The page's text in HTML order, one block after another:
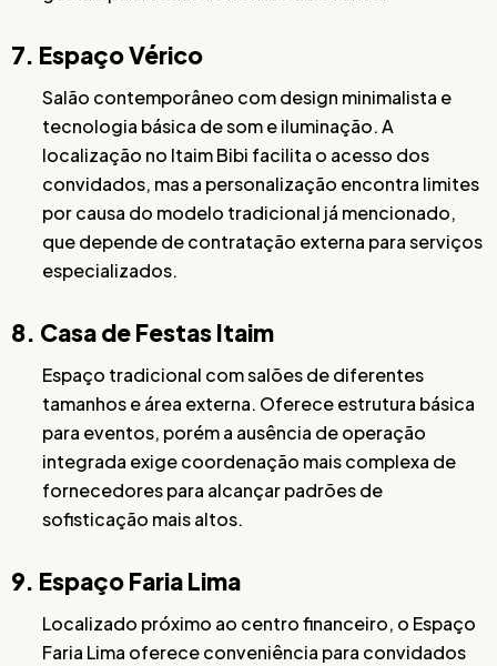
7. Espaço Vérico
Salão contemporâneo com design minimalista e
tecnologia básica de som e iluminação. A
localização no Itaim Bibi facilita o acesso dos
convidados, mas a personalização encontra limites
por causa do modelo tradicional já mencionado,
que depende de contratação externa para serviços
especializados.
8. Casa de Festas Itaim
Espaço tradicional com salões de diferentes
tamanhos e área externa. Oferece estrutura básica
para eventos, porém a ausência de operação
integrada exige coordenação mais complexa de
fornecedores para alcançar padrões de
sofisticação mais altos.
9. Espaço Faria Lima
Localizado próximo ao centro financeiro, o Espaço
Faria Lima oferece conveniência para convidados